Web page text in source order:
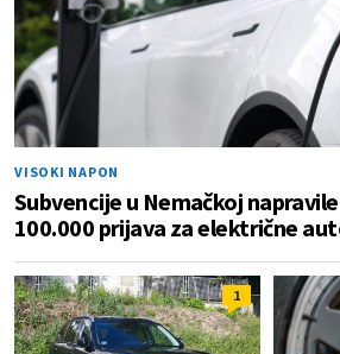
VISOKI NAPON
Subvencije u Nemačkoj
100.000 prijava za električne
1